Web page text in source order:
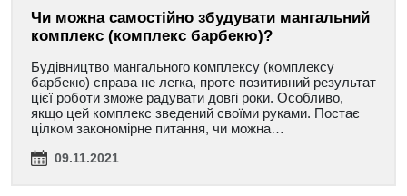
Чи можна самостійно збудувати мангальний
комплекс (комплекс барбекю)?
Будівництво мангального комплексу (комплексу
барбекю) справа не легка, проте позитивний результат
цієї роботи зможе радувати довгі роки. Особливо,
якщо цей комплекс зведений своїми руками. Постає
цілком закономірне питання, чи можна…
09.11.2021